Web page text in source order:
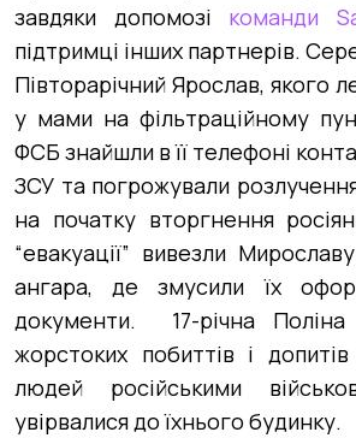
завдяки допомозі команди
підтримці інших партнерів.
Півторарічний Ярослав, якого
у мами на фільтраційному
ФСБ знайшли в її телефоні
ЗСУ та погрожували
на початку вторгнення
“евакуації” вивезли
ангара, де змусили їх
документи. 17-річна Поліна
жорстоких побиттів і
людей російськими
увірвалися до їхнього будинку.